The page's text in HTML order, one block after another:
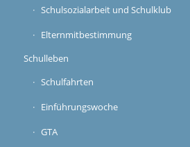
Schulsozialarbeit und Schulklub
Elternmitbestimmung
Schulleben
Schulfahrten
Einführungswoche
GTA